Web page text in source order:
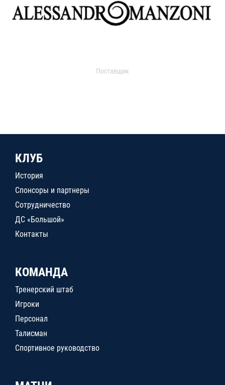
Поставщик
КЛУБ
История
Спонсоры и партнеры
Сотрудничество
ДС «Большой»
Контакты
КОМАНДА
Тренерский штаб
Игроки
Персонал
Талисман
Спортивное руководство